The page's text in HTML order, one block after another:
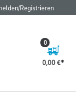
Registrieren
0,00 €
0